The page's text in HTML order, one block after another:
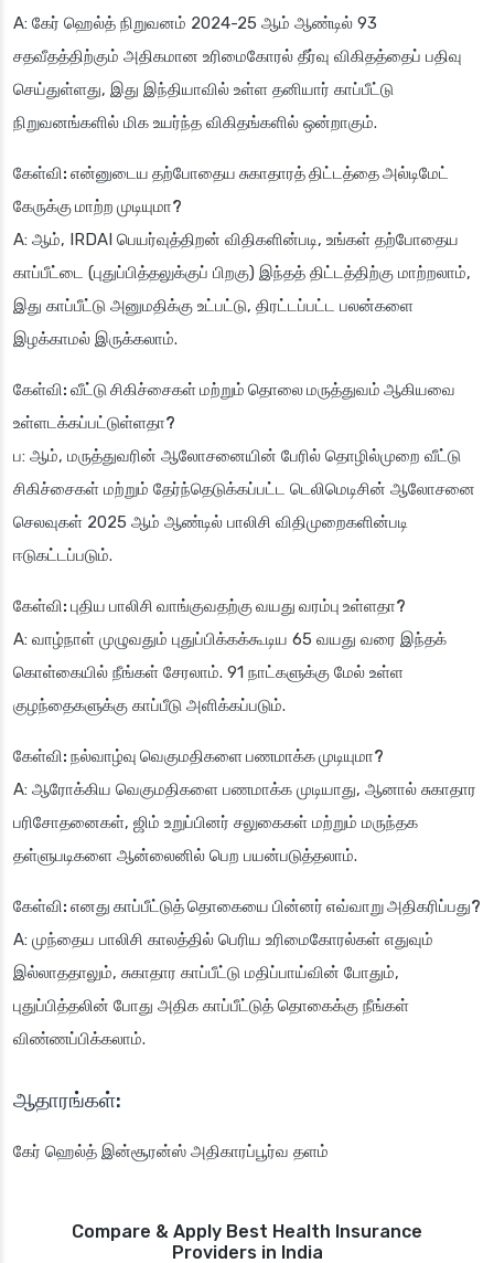
A: கேர் ஹெல்த் நிறுவனம் 2024-25 ஆம் ஆண்டில் 93
சதவீதத்திற்கும் அதிகமான உரிமைகோரல் தீர்வு விகிதத்தைப் பதிவு
செய்துள்ளது, இது இந்தியாவில் உள்ள தனியார் காப்பீட்டு
நிறுவனங்களில் மிக உயர்ந்த விகிதங்களில் ஒன்றாகும்.
கேள்வி: என்னுடைய தற்போதைய சுகாதாரத் திட்டத்தை அல்டிமேட்
கேருக்கு மாற்ற முடியுமா?
A: ஆம், IRDAI பெயர்வுத்திறன் விதிகளின்படி, உங்கள் தற்போதைய
காப்பீட்டை (புதுப்பித்தலுக்குப் பிறகு) இந்தத் திட்டத்திற்கு மாற்றலாம்,
இது காப்பீட்டு அனுமதிக்கு உட்பட்டு, திரட்டப்பட்ட பலன்களை
இழக்காமல் இருக்கலாம்.
கேள்வி: வீட்டு சிகிச்சைகள் மற்றும் தொலை மருத்துவம் ஆகியவை
உள்ளடக்கப்பட்டுள்ளதா?
ப: ஆம், மருத்துவரின் ஆலோசனையின் பேரில் தொழில்முறை வீட்டு
சிகிச்சைகள் மற்றும் தேர்ந்தெடுக்கப்பட்ட டெலிமெடிசின் ஆலோசனை
செலவுகள் 2025 ஆம் ஆண்டில் பாலிசி விதிமுறைகளின்படி
ஈடுகட்டப்படும்.
கேள்வி: புதிய பாலிசி வாங்குவதற்கு வயது வரம்பு உள்ளதா?
A: வாழ்நாள் முழுவதும் புதுப்பிக்கக்கூடிய 65 வயது வரை இந்தக்
கொள்கையில் நீங்கள் சேரலாம். 91 நாட்களுக்கு மேல் உள்ள
குழந்தைகளுக்கு காப்பீடு அளிக்கப்படும்.
கேள்வி: நல்வாழ்வு வெகுமதிகளை பணமாக்க முடியுமா?
A: ஆரோக்கிய வெகுமதிகளை பணமாக்க முடியாது, ஆனால் சுகாதார
பரிசோதனைகள், ஜிம் உறுப்பினர் சலுகைகள் மற்றும் மருந்தக
தள்ளுபடிகளை ஆன்லைனில் பெற பயன்படுத்தலாம்.
கேள்வி: எனது காப்பீட்டுத் தொகையை பின்னர் எவ்வாறு அதிகரிப்பது?
A: முந்தைய பாலிசி காலத்தில் பெரிய உரிமைகோரல்கள் எதுவும்
இல்லாததாலும், சுகாதார காப்பீட்டு மதிப்பாய்வின் போதும்,
புதுப்பித்தலின் போது அதிக காப்பீட்டுத் தொகைக்கு நீங்கள்
விண்ணப்பிக்கலாம்.
ஆதாரங்கள்:
கேர் ஹெல்த் இன்சூரன்ஸ் அதிகாரப்பூர்வ தளம்
Compare & Apply Best Health Insurance
Providers in India